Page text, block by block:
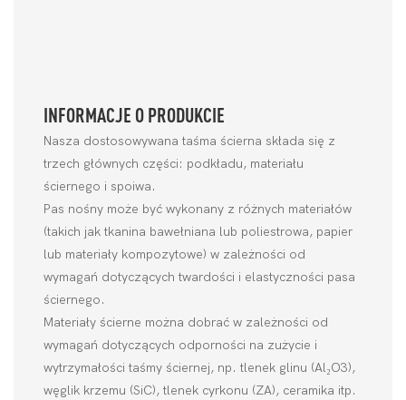
INFORMACJE O PRODUKCIE
Nasza dostosowywana taśma ścierna składa się z
trzech głównych części: podkładu, materiału
ściernego i spoiwa.
Pas nośny może być wykonany z różnych materiałów
(takich jak tkanina bawełniana lub poliestrowa, papier
lub materiały kompozytowe) w zależności od
wymagań dotyczących twardości i elastyczności pasa
ściernego.
Materiały ścierne można dobrać w zależności od
wymagań dotyczących odporności na zużycie i
wytrzymałości taśmy ściernej, np. tlenek glinu (Al₂O3),
węglik krzemu (SiC), tlenek cyrkonu (ZA), ceramika itp.